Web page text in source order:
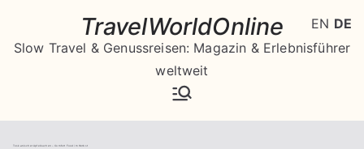
springen
TravelWorldOnline
Slow Travel & Genussreisen: Magazin & Erlebnisführer
weltweit
Toskanischer Apfelkuchen – Comfort Food im Herbst
EN DE